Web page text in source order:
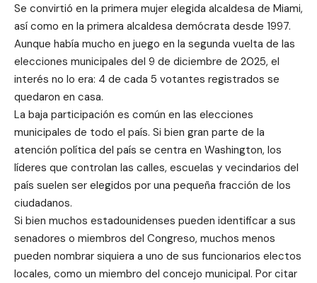
Se convirtió en la primera mujer elegida alcaldesa de Miami,
así como en la primera alcaldesa demócrata desde 1997.
Aunque había mucho en juego en la segunda vuelta de las
elecciones municipales del 9 de diciembre de 2025, el
interés no lo era: 4 de cada 5 votantes registrados se
quedaron en casa.
La baja participación es común en las elecciones
municipales de todo el país. Si bien gran parte de la
atención política del país se centra en Washington, los
líderes que controlan las calles, escuelas y vecindarios del
país suelen ser elegidos por una pequeña fracción de los
ciudadanos.
Si bien muchos estadounidenses pueden identificar a sus
senadores o miembros del Congreso, muchos menos
pueden nombrar siquiera a uno de sus funcionarios electos
locales, como un miembro del concejo municipal. Por citar